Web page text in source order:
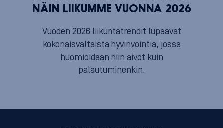
NÄIN LIIKUMME VUONNA 2026
Vuoden 2026 liikuntatrendit lupaavat
kokonaisvaltaista hyvinvointia, jossa
huomioidaan niin aivot kuin
palautuminenkin.